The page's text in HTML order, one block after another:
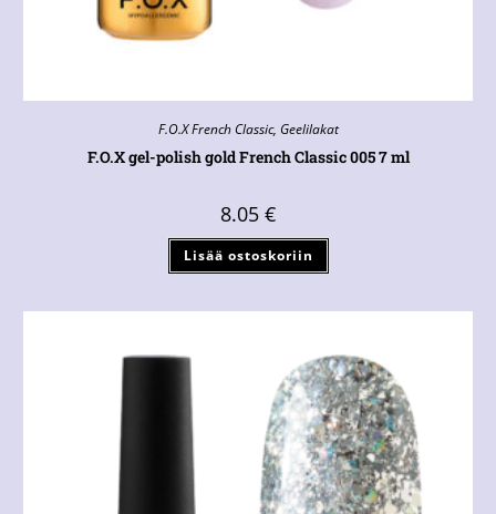
F.O.X French Classic, Geelilakat
F.O.X gel-polish gold French Classic 005 7 ml
8.05 €
Lisää ostoskoriin